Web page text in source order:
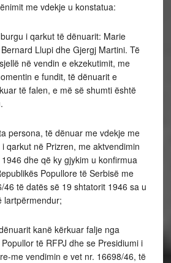
me vde­kje u konstatua:
i qarkut të dënuarit: Marie
Llupi dhe Gjergj Martini. Të
në vendin e ekzekutimit, me
e fundit, të dënuarit e
të falen, e më së shumti është
persona, të dënuar me vdekje me
qarkut në Prizren, me aktvendimin
dhe që ky gjykim u konfirmua
Popullore të Serbisë me
46 të datës së 19 shtatorit 1946 sa u
lartpërmendur;
kanë kërkuar falje nga
të RFPJ dhe se Presidiumi i
me vendimin e vet nr. 16698/46, të